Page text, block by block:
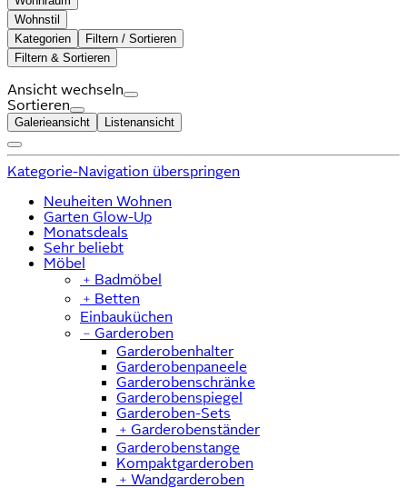
Wohnstil
Kategorien
Filtern / Sortieren
Filtern & Sortieren
Ansicht wechseln
Sortieren
Galerieansicht Listenansicht
Kategorie-Navigation überspringen
Neuheiten Wohnen
Garten Glow-Up
Monatsdeals
Sehr beliebt
Möbel
﹢ Badmöbel
﹢ Betten
Einbauküchen
﹣ Garderoben
Garderobenhalter
Garderobenpaneele
Garderobenschränke
Garderobenspiegel
Garderoben-Sets
﹢ Garderobenständer
Garderobenstange
Kompaktgarderoben
﹢ Wandgarderoben